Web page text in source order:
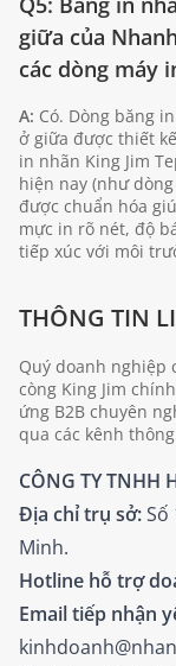
giữa của
các dòng máy
A: Có. Dòng băng
ở giữa được thiết
in nhãn King Jim
hiện nay (như
được chuẩn hóa
mực in rõ nét, độ
tiếp xúc với môi
THÔNG TIN
Quý doanh nghiệp
còng King Jim
ứng B2B chuyên
qua các kênh
CÔNG TY TNHH
Địa chỉ trụ sở:Số
Minh.
Hotline hỗ trợ
Email tiếp nhận